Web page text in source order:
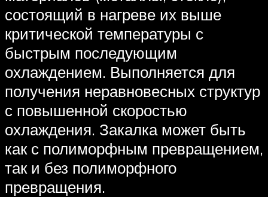
состоящий в нагреве их выше
критической температуры с
быстрым последующим
охлаждением. Выполняется для
получения неравновесных структур
с повышенной скоростью
охлаждения. Закалка может быть
как с полиморфным превращением,
так и без полиморфного
превращения.